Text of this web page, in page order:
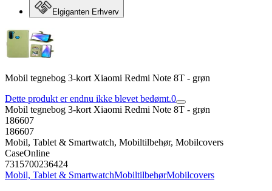
Elgiganten Erhverv
Mobil tegnebog 3-kort Xiaomi Redmi Note 8T - grøn
Dette produkt er endnu ikke blevet bedømt.0
Mobil tegnebog 3-kort Xiaomi Redmi Note 8T - grøn
186607
186607
Mobil, Tablet & Smartwatch, Mobiltilbehør, Mobilcovers
CaseOnline
7315700236424
Mobil, Tablet & SmartwatchMobiltilbehørMobilcovers